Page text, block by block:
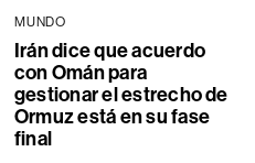
MUNDO
Irán dice que acuerdo
con Omán para
gestionar el estrecho de
Ormuz está en su fase
final